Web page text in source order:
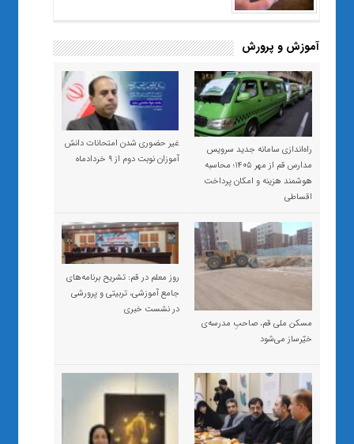
آموزش و پرورش
راه‌اندازی سامانه جدید سرویس
مدارس قم از مهر ۱۴۰۵؛ محاسبه
هوشمند هزینه و امکان پرداخت
اقساطی
غیر حضوری شدن امتحانات دانش
آموزان نوبت دوم از ۹ خردادماه
مسکن ملی قم، صاحبِ مدرسه‌ی
خیّرساز می‌شود
روز معلم در قم: تشریح برنامه‌های
جامع آموزشی، تربیتی و پرورشی
در نشست خبری